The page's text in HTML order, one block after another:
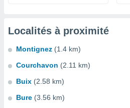
Localités à proximité
Montignez (1.4 km)
Courchavon (2.11 km)
Buix (2.58 km)
Bure (3.56 km)